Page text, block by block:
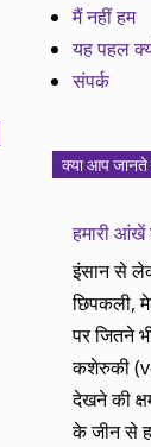
मैं नहीं हम
यह पहल
संपर्क
क्या आप जानते
हमारी आंखें
इंसान से
छिपकली,
पर जितने
कशेरुकी
देखने की
के जीन से